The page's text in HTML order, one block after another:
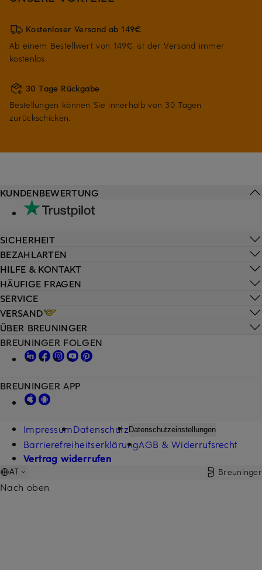
Kostenloser Versand ab 149€
Ab einem Bestellwert von 149€ ist der Versand immer
kostenlos.
30 Tage Rückgabe
Bestellungen können Sie innerhalb von 30 Tagen
zurückschicken.
HILFE & KONTAKT
HÄUFIGE FRAGEN
SERVICE
VERSAND
KUNDENBEWERTUNG
SICHERHEIT
BEZAHLARTEN
ÜBER BREUNINGER
BREUNINGER FOLGEN
BREUNINGER APP
ImpressumDatenschutz Datenschutzeinstellungen
BarrierefreiheitserklärungAGB & Widerrufsrecht
Vertrag widerrufen
AT Breuninger
Nach oben